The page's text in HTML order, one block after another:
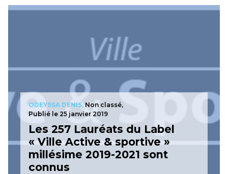
ODEYSSA DENIS, Non classé,
Publié le 25 janvier 2019
Les 257 Lauréats du Label
« Ville Active & sportive »
millésime 2019-2021 sont
connus